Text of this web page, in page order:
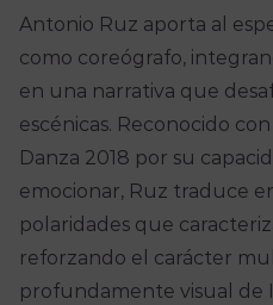
Antonio Ruz aporta al
como coreógrafo,
en una narrativa que
escénicas. Reconocido
Danza 2018 por su
emocionar, Ruz traduce
polaridades que
reforzando el carácter
profundamente visual de